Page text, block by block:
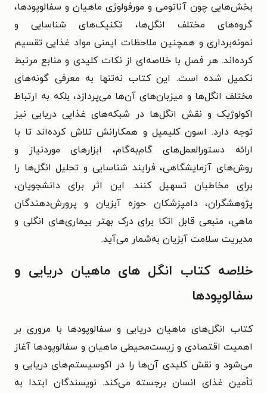
بخش‌هایی چون آناتومی و مورفولوژی ماهیان و سفالوپودها،
گروه‌های مختلف انگل‌ها، تکنیک‌های شناسایی و
نمونه‌برداری و همچنین ملاحظات ایمنی مواد غذایی تقسیم
کرده‌اند. هر فصل با خلاصه‌ای از نکات کلیدی و منابع مرتبط
تکمیل شده است. این کتاب نه‌تنها به معرفی گونه‌های
مختلف انگل‌ها و میزبان‌های آن‌ها می‌پردازد، بلکه به ارتباط
اکولوژیک و نقش انگل‌ها در شبکه‌های غذایی دریایی نیز
توجه دارد. اسون کلیمپل و همکارانش تلاش کرده‌اند تا با
ارائه دستورالعمل‌های گام‌به‌گام، ابزارهای موردنیاز و
روش‌های آزمایشگاهی، فرایند شناسایی و تحلیل انگل‌ها را
برای مخاطبان تسهیل کنند. این اثر برای دانشجویان،
پژوهشگران، دامپزشکان حوزه آبزیان و پرورش‌دهندگان
ماهی، منبعی قابل اتکا برای درک بهتر بیماری‌های انگلی و
مدیریت سلامت آبزیان به‌شمار می‌آید.
خلاصه کتاب انگل های ماهیان دریایی و
سفالوپودها
کتاب انگل‌های ماهیان دریایی و سفالوپودها با مروری بر
اهمیت اقتصادی و زیست‌محیطی ماهیان و سفالوپودها آغاز
می‌شود و نقش کلیدی آن‌ها را در اکوسیستم‌های دریایی و
تأمین غذای انسان برجسته می‌کند. نویسندگان ابتدا به